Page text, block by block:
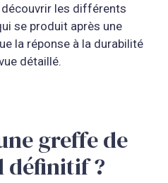
découvrir les différents
se produit après une
la réponse à la durabilité
détaillé.
greffe de
définitif ?